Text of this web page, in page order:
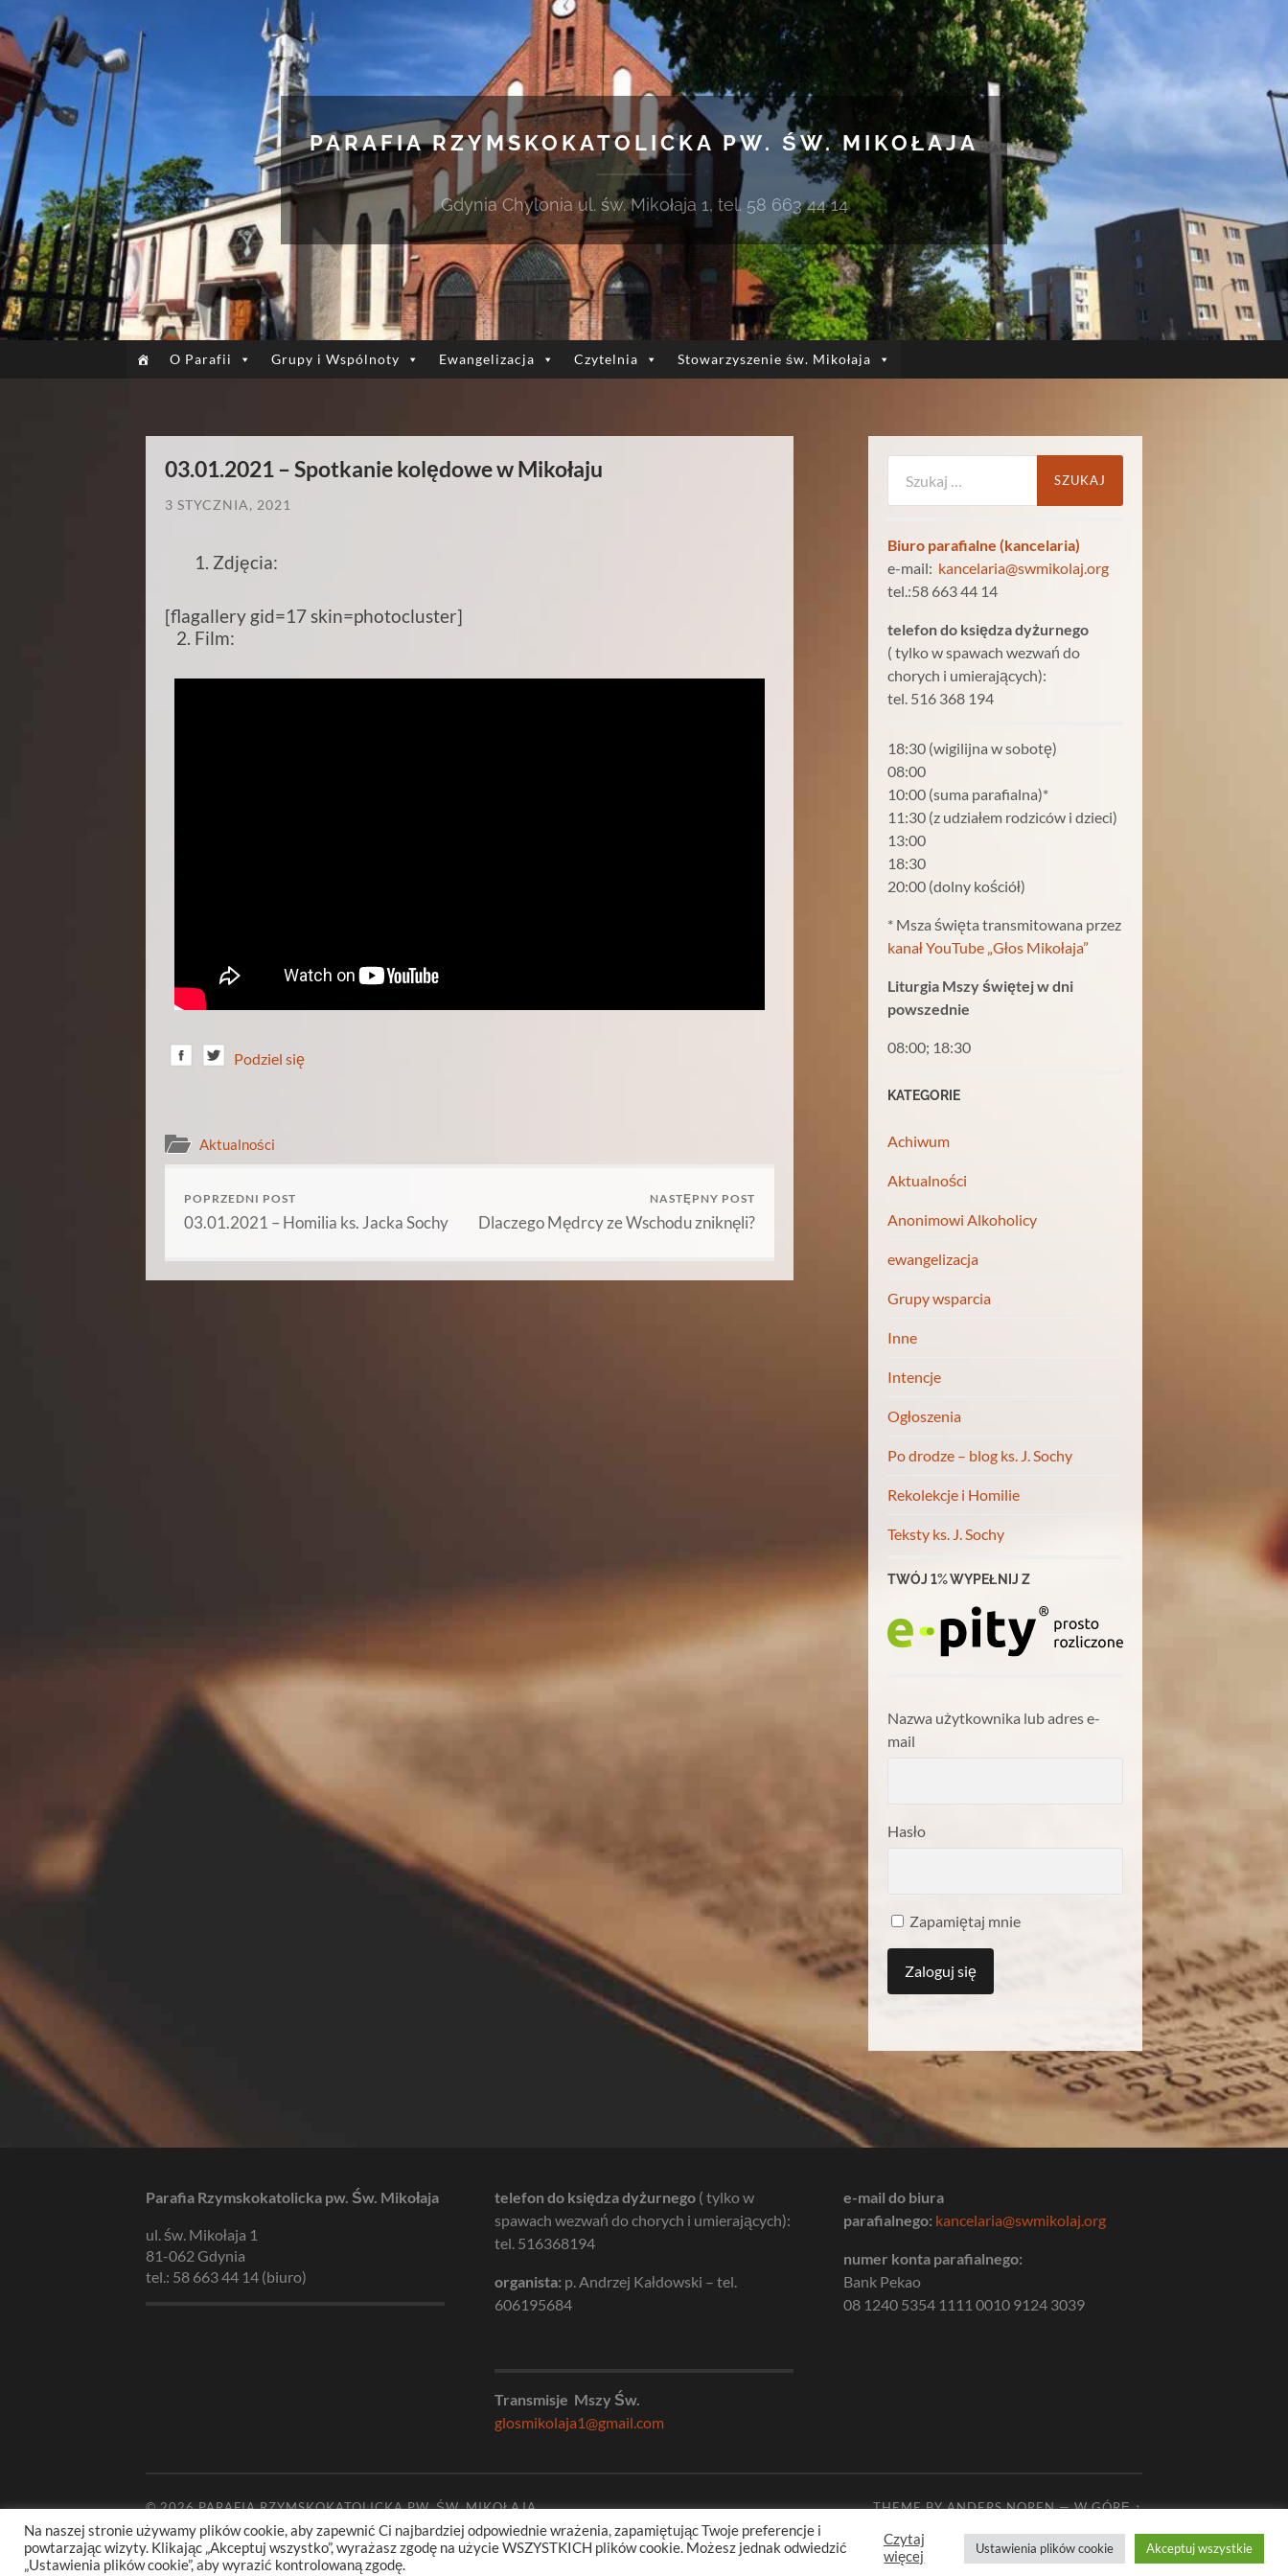
PARAFIA RZYMSKOKATOLICKA PW. ŚW. MIKOŁAJA
Gdynia Chylonia ul. św. Mikołaja 1, tel. 58 663 44 14
O Parafii Grupy i Wspólnoty Ewangelizacja Czytelnia Stowarzyszenie św. Mikołaja
03.01.2021 – Spotkanie kolędowe w Mikołaju
3 STYCZNIA, 2021
Zdjęcia:
[flagallery gid=17 skin=photocluster]
2. Film:
Podziel się
Aktualności
POPRZEDNI POST
03.01.2021 – Homilia ks. Jacka Sochy
NASTĘPNY POST
Dlaczego Mędrcy ze Wschodu zniknęli?
Biuro parafialne (kancelaria)
e-mail: kancelaria@swmikolaj.org
tel.:58 663 44 14
telefon do księdza dyżurnego
( tylko w spawach wezwań do
chorych i umierających):
tel. 516 368 194
18:30 (wigilijna w sobotę)
08:00
10:00 (suma parafialna)*
11:30 (z udziałem rodziców i dzieci)
13:00
18:30
20:00 (dolny kościół)
* Msza święta transmitowana przez
kanał YouTube „Głos Mikołaja”
Liturgia Mszy świętej w dni
powszednie
08:00; 18:30
KATEGORIE
Achiwum
Aktualności
Anonimowi Alkoholicy
ewangelizacja
Grupy wsparcia
Inne
Intencje
Ogłoszenia
Po drodze – blog ks. J. Sochy
Rekolekcje i Homilie
Teksty ks. J. Sochy
TWÓJ 1% WYPEŁNIJ Z
Nazwa użytkownika lub adres e-
mail
Hasło
Zapamiętaj mnie
Parafia Rzymskokatolicka pw. Św. Mikołaja
ul. św. Mikołaja 1
81-062 Gdynia
tel.: 58 663 44 14 (biuro)
telefon do księdza dyżurnego ( tylko w
spawach wezwań do chorych i umierających):
tel. 516368194
organista: p. Andrzej Kałdowski – tel.
606195684
Transmisje Mszy Św.
glosmikolaja1@gmail.com
e-mail do biura
parafialnego: kancelaria@swmikolaj.org
numer konta parafialnego:
Bank Pekao
08 1240 5354 1111 0010 9124 3039
© 2026PARAFIA RZYMSKOKATOLICKA PW. ŚW. MIKOŁAJA THEME BYANDERS NOREN—W GÓRĘ ↑
Na naszej stronie używamy plików cookie, aby zapewnić Ci najbardziej odpowiednie wrażenia, zapamiętując Twoje preferencje i
powtarzając wizyty. Klikając „Akceptuj wszystko”, wyrażasz zgodę na użycie WSZYSTKICH plików cookie. Możesz jednak odwiedzić
„Ustawienia plików cookie”, aby wyrazić kontrolowaną zgodę.
Czytaj
więcej
Ustawienia plików cookie Akceptuj wszystkie